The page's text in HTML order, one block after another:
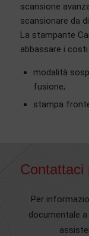
scansione
scansionare da
La stampante
abbassare i
modalità
fusione;
stampa
Contattaci
Per
documentale